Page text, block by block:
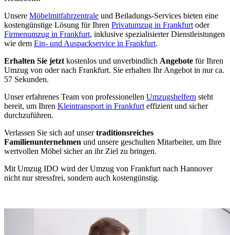
Unsere Möbelmitfahrzentrale und Beiladungs-Services bieten eine
kostengünstige Lösung für Ihren Privatumzug in Frankfurt oder
Firmenumzug in Frankfurt, inklusive spezialisierter Dienstleistungen
wie dem Ein- und Auspackservice in Frankfurt.
Erhalten Sie jetzt kostenlos und unverbindlich Angebote für Ihren
Umzug von oder nach Frankfurt. Sie erhalten Ihr Angebot in nur ca.
57 Sekunden.
Unser erfahrenes Team von professionellen Umzugshelfern steht
bereit, um Ihren Kleintransport in Frankfurt effizient und sicher
durchzuführen.
Verlassen Sie sich auf unsertraditionsreiches
Familienunternehmen und unsere geschulten Mitarbeiter, um Ihre
wertvollen Möbel sicher an ihr Ziel zu bringen.
Mit Umzug IDO wird der Umzug von Frankfurt nach Hannover
nicht nur stressfrei, sondern auch kostengünstig.